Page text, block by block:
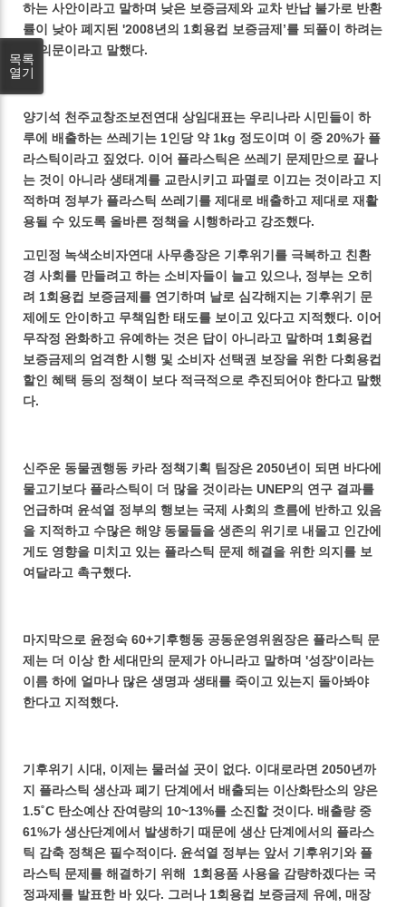
하는 사안이라고 말하며 낮은 보증금제와 교차 반납 불가로 반환
률이 낮아 폐지된 '2008년의 1회용컵 보증금제’를 되풀이 하려는
지 의문이라고 말했다.
양기석 천주교창조보전연대 상임대표는 우리나라 시민들이 하
루에 배출하는 쓰레기는 1인당 약 1kg 정도이며 이 중 20%가 플
라스틱이라고 짚었다. 이어 플라스틱은 쓰레기 문제만으로 끝나
는 것이 아니라 생태계를 교란시키고 파멸로 이끄는 것이라고 지
적하며 정부가 플라스틱 쓰레기를 제대로 배출하고 제대로 재활
용될 수 있도록 올바른 정책을 시행하라고 강조했다.
고민정 녹색소비자연대 사무총장은 기후위기를 극복하고 친환
경 사회를 만들려고 하는 소비자들이 늘고 있으나, 정부는 오히
려 1회용컵 보증금제를 연기하며 날로 심각해지는 기후위기 문
제에도 안이하고 무책임한 태도를 보이고 있다고 지적했다. 이어
무작정 완화하고 유예하는 것은 답이 아니라고 말하며 1회용컵
보증금제의 엄격한 시행 및 소비자 선택권 보장을 위한 다회용컵
할인 혜택 등의 정책이 보다 적극적으로 추진되어야 한다고 말했
다.
신주운 동물권행동 카라 정책기획 팀장은 2050년이 되면 바다에
물고기보다 플라스틱이 더 많을 것이라는 UNEP의 연구 결과를
언급하며 윤석열 정부의 행보는 국제 사회의 흐름에 반하고 있음
을 지적하고 수많은 해양 동물들을 생존의 위기로 내몰고 인간에
게도 영향을 미치고 있는 플라스틱 문제 해결을 위한 의지를 보
여달라고 촉구했다.
마지막으로 윤정숙 60+기후행동 공동운영위원장은 플라스틱 문
제는 더 이상 한 세대만의 문제가 아니라고 말하며 '성장'이라는
이름 하에 얼마나 많은 생명과 생태를 죽이고 있는지 돌아봐야
한다고 지적했다.
기후위기 시대, 이제는 물러설 곳이 없다. 이대로라면 2050년까
지 플라스틱 생산과 폐기 단계에서 배출되는 이산화탄소의 양은
1.5˚C 탄소예산 잔여량의 10~13%를 소진할 것이다. 배출량 중
61%가 생산단계에서 발생하기 때문에 생산 단계에서의 플라스
틱 감축 정책은 필수적이다. 윤석열 정부는 앞서 기후위기와 플
라스틱 문제를 해결하기 위해 1회용품 사용을 감량하겠다는 국
정과제를 발표한 바 있다. 그러나 1회용컵 보증금제 유예, 매장
목록
열기